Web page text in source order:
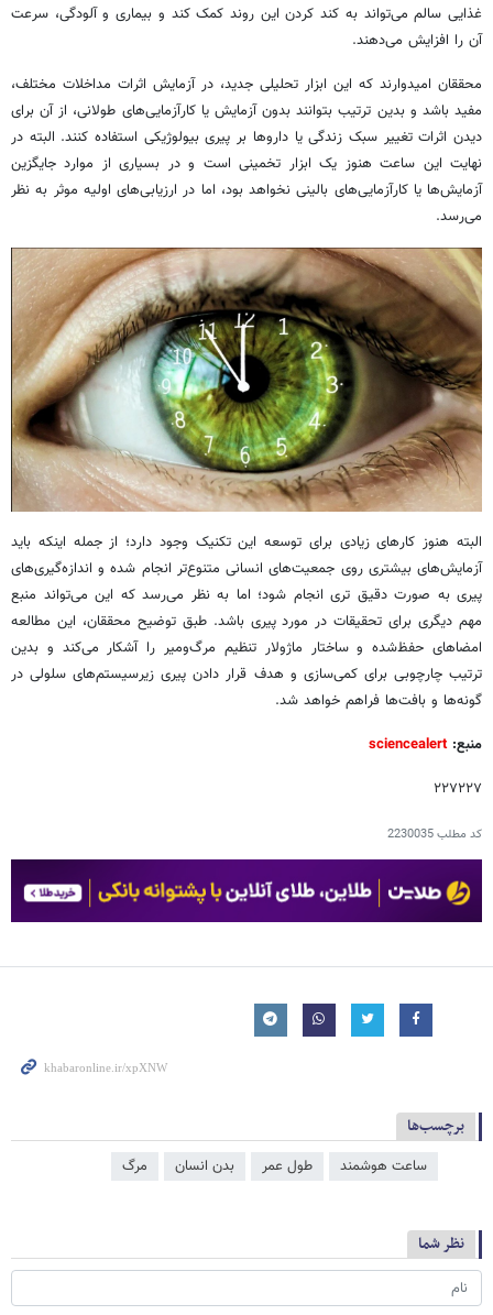
غذایی سالم می‌تواند به کند کردن این روند کمک کند و بیماری و آلودگی، سرعت
آن‌ را افزایش می‌دهند.
محققان امیدوارند که این ابزار تحلیلی جدید، در آزمایش اثرات مداخلات مختلف،
مفید باشد و بدین ترتیب بتوانند بدون آزمایش یا کارآزمایی‌های طولانی، از آن برای
دیدن اثرات تغییر سبک زندگی یا داروها بر پیری بیولوژیکی استفاده کنند. البته در
نهایت این ساعت هنوز یک ابزار تخمینی است و در بسیاری از موارد جایگزین
آزمایش‌ها یا کارآزمایی‌های بالینی نخواهد بود، اما در ارزیابی‌های اولیه موثر به نظر
می‌رسد.
البته هنوز کارهای زیادی برای توسعه این تکنیک وجود دارد؛ از جمله اینکه باید
آزمایش‌های بیشتری روی جمعیت‌های انسانی متنوع‌تر انجام شده و اندازه‌گیری‌های
پیری به صورت دقیق تری انجام شود؛ اما به نظر می‌رسد که این می‌تواند منبع
مهم دیگری برای تحقیقات در مورد پیری باشد. طبق توضیح محققان، این مطالعه
امضاهای حفظ‌شده و ساختار ماژولار تنظیم مرگ‌ومیر را آشکار می‌کند و بدین
ترتیب چارچوبی برای کمی‌سازی و هدف قرار دادن پیری زیرسیستم‌های سلولی در
گونه‌ها و بافت‌ها فراهم خواهد شد.
منبع:sciencealert
۲۲۷۲۲۷
کد مطلب2230035
برچسب‌ها
ساعت هوشمند طول عمر بدن انسان مرگ
نظر شما